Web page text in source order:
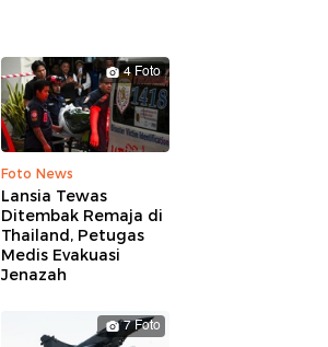
4 Foto
Foto News
Lansia Tewas
Ditembak Remaja di
Thailand, Petugas
Medis Evakuasi
Jenazah
7 Foto